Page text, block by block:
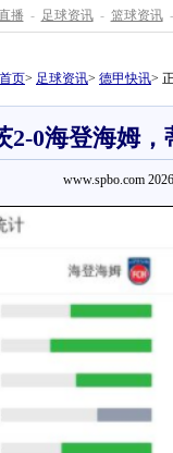
播 - 足球资讯 - 篮球资讯 -
首页> 足球资讯> 德甲快讯>
2-0海登海姆
www.spbo.com